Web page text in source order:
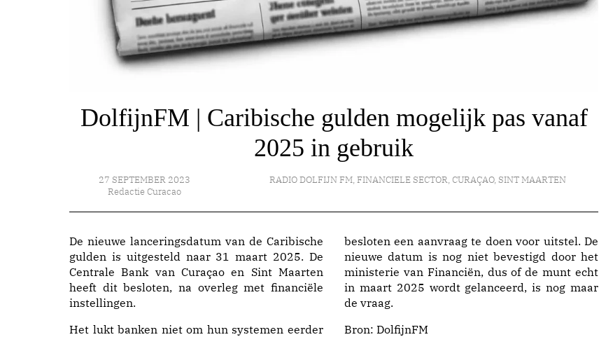
DolfijnFM | Caribische gulden mogelijk pas vanaf
2025 in gebruik
27 SEPTEMBER 2023
Redactie Curacao
RADIO DOLFIJN FM, FINANCIELE SECTOR, CURAÇAO, SINT MAARTEN
De nieuwe lanceringsdatum van de Caribische
gulden is uitgesteld naar 31 maart 2025. De
Centrale Bank van Curaçao en Sint Maarten
heeft dit besloten, na overleg met financiële
instellingen.
Het lukt banken niet om hun systemen eerder
besloten een aanvraag te doen voor uitstel. De
nieuwe datum is nog niet bevestigd door het
ministerie van Financiën, dus of de munt echt
in maart 2025 wordt gelanceerd, is nog maar
de vraag.
Bron: DolfijnFM